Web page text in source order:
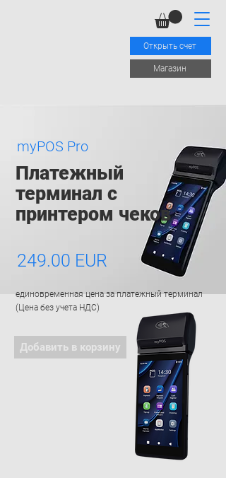
Открыть счет
Mагазин
myPOS Pro
Платежный
терминал с
принтером чеков
249.00 EUR
единовременная цена за платежный терминал
(Цена без учета НДС)
Добавить в корзину